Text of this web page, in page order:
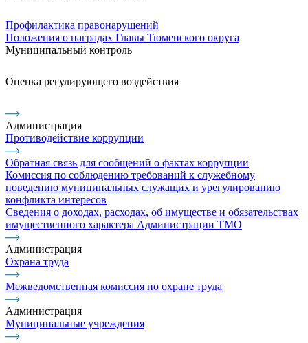
Профилактика правонарушений
Положения о наградах Главы Тюменского округа
Муниципальный контроль
Оценка регулирующего воздействия
Администрация
Противодействие коррупции
Обратная связь для сообщений о фактах коррупции
Комиссия по соблюдению требований к служебному
поведению муниципальных служащих и урегулированию
конфликта интересов
Сведения о доходах, расходах, об имуществе и обязательствах
имущественного характера Администрации ТМО
Администрация
Охрана труда
Межведомственная комиссия по охране труда
Администрация
Муниципальные учреждения